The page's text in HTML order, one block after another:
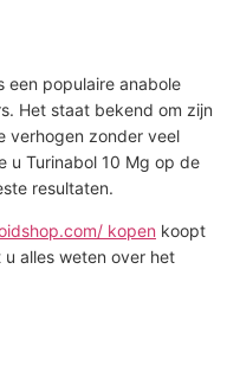
een populaire anabole
Het staat bekend om zijn
verhogen zonder veel
u Turinabol 10 Mg op de
resultaten.
kopen koopt
alles weten over het